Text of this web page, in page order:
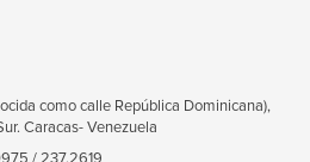
como calle República Dominicana),
Caracas- Venezuela